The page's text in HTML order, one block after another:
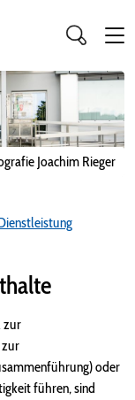
Joachim Rieger
zur
zur
oder
führen, sind